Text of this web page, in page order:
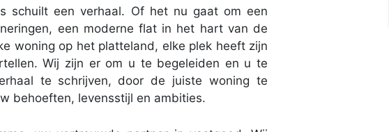
schuilt een verhaal. Of het nu gaat om een
een moderne flat in het hart van de
woning op het platteland, elke plek heeft zijn
Wij zijn er om u te begeleiden en u te
te schrijven, door de juiste woning te
behoeften, levensstijl en ambities.